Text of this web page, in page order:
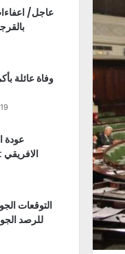
عاجل/
وفاة عائلة
عودة
الافريقي
التوقعات
للرصد